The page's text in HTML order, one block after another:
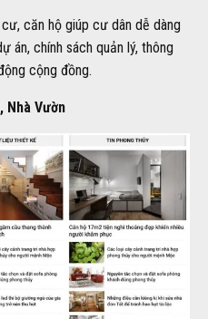
căn hộ giúp cư dân dễ dàng
án, chính sách quản lý, thông
cộng đồng.
Nhà Vườn